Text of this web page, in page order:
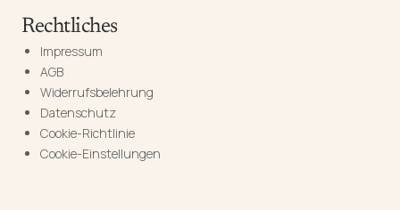
Rechtliches
Impressum
AGB
Widerrufsbelehrung
Datenschutz
Cookie-Richtlinie
Cookie-Einstellungen